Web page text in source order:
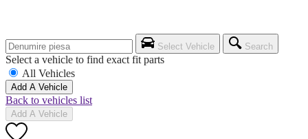
Select Vehicle Search
Select a vehicle to find exact fit parts
All Vehicles
Add A Vehicle
Back to vehicles list
Add A Vehicle